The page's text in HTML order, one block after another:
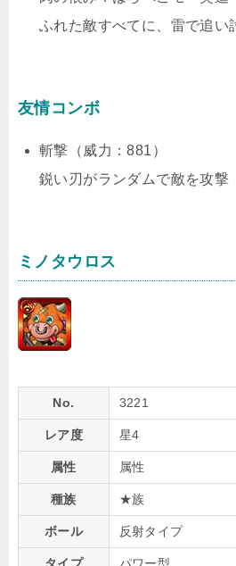
ふれた敵すべてに、雷で追い
友情コンボ
斬撃（威力：881）
鋭い刃がランダムで敵を攻撃
ミノタウロス
No. 3221
レア度 星4
属性 属性
種族 ★族
ボール 反射タイプ